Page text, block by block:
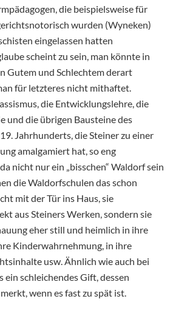
die beispielsweise für
wurden (Wyneken)
eingelassen hatten
scheint zu sein, man könnte in
Gutem und Schlechtem derart
für letzteres nicht mithaftet.
die Entwicklungslehre, die
und die übrigen Bausteine des
Jahrhunderts, die Steiner zu einer
amalgamiert hat, so eng
nicht nur ein „bisschen“ Waldorf sein
die Waldorfschulen das schon
mit der Tür ins Haus, sie
aus Steiners Werken, sondern sie
eher still und heimlich in ihre
Kinderwahrnehmung, in ihre
usw. Ähnlich wie auch bei
ein schleichendes Gift, dessen
wenn es fast zu spät ist.